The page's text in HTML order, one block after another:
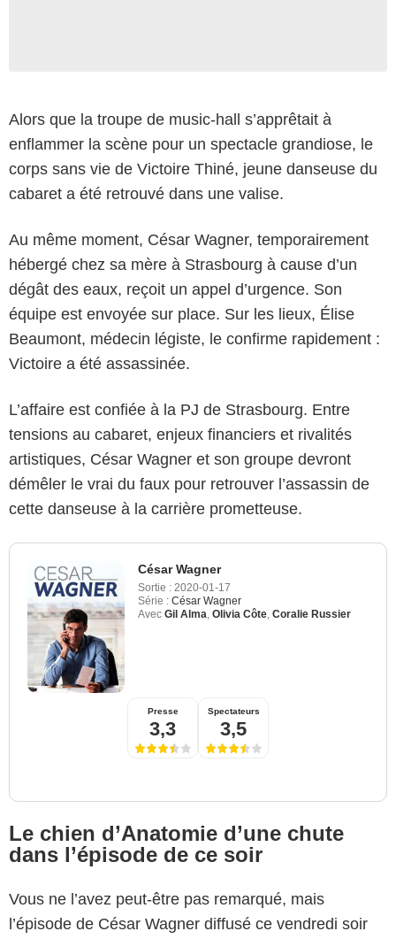
Alors que la troupe de music-hall s’apprêtait à
enflammer la scène pour un spectacle grandiose, le
corps sans vie de Victoire Thiné, jeune danseuse du
cabaret a été retrouvé dans une valise.
Au même moment, César Wagner, temporairement
hébergé chez sa mère à Strasbourg à cause d’un
dégât des eaux, reçoit un appel d’urgence. Son
équipe est envoyée sur place. Sur les lieux, Élise
Beaumont, médecin légiste, le confirme rapidement :
Victoire a été assassinée.
L’affaire est confiée à la PJ de Strasbourg. Entre
tensions au cabaret, enjeux financiers et rivalités
artistiques, César Wagner et son groupe devront
démêler le vrai du faux pour retrouver l’assassin de
cette danseuse à la carrière prometteuse.
César Wagner
Sortie : 2020-01-17
Série : César Wagner
Avec Gil Alma Olivia Côte Coralie Russier
Presse
3,3
Spectateurs
3,5
Le chien d’Anatomie d’une chute
dans l’épisode de ce soir
Vous ne l’avez peut-être pas remarqué, mais
l’épisode de César Wagner diffusé ce vendredi soir